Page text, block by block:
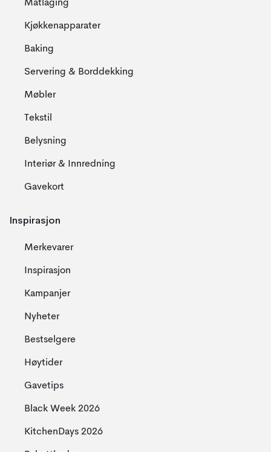
Matlaging
Kjøkkenapparater
Baking
Servering & Borddekking
Møbler
Tekstil
Belysning
Interiør & Innredning
Gavekort
Inspirasjon
Merkevarer
Inspirasjon
Kampanjer
Nyheter
Bestselgere
Høytider
Gavetips
Black Week 2026
KitchenDays 2026